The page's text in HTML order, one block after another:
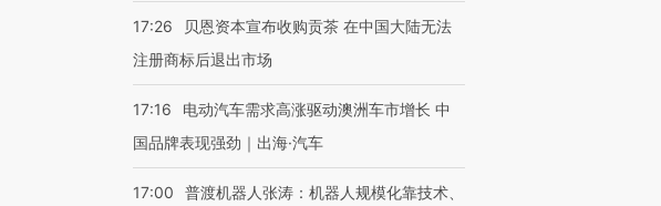
17:26
贝恩资本宣布收购贡茶 在中国大陆无法
注册商标后退出市场
17:16
电动汽车需求高涨驱动澳洲车市增长 中
国品牌表现强劲｜出海·汽车
17:00
普渡机器人张涛：机器人规模化靠技术、